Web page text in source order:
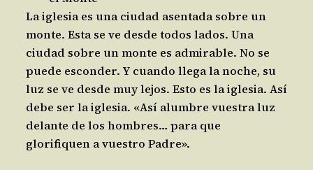
La iglesia es una ciudad asentada sobre un
monte. Esta se ve desde todos lados. Una
ciudad sobre un monte es admirable. No se
puede esconder. Y cuando llega la noche, su
luz se ve desde muy lejos. Esto es la iglesia. Así
debe ser la iglesia. «Así alumbre vuestra luz
delante de los hombres… para que
glorifiquen a vuestro Padre».